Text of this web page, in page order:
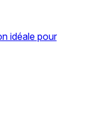
idéale pour